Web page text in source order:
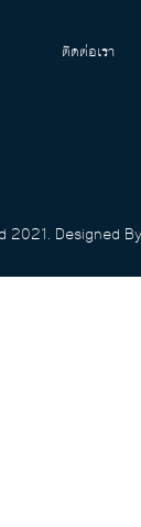
ติดต่อเรา
2021. Designed